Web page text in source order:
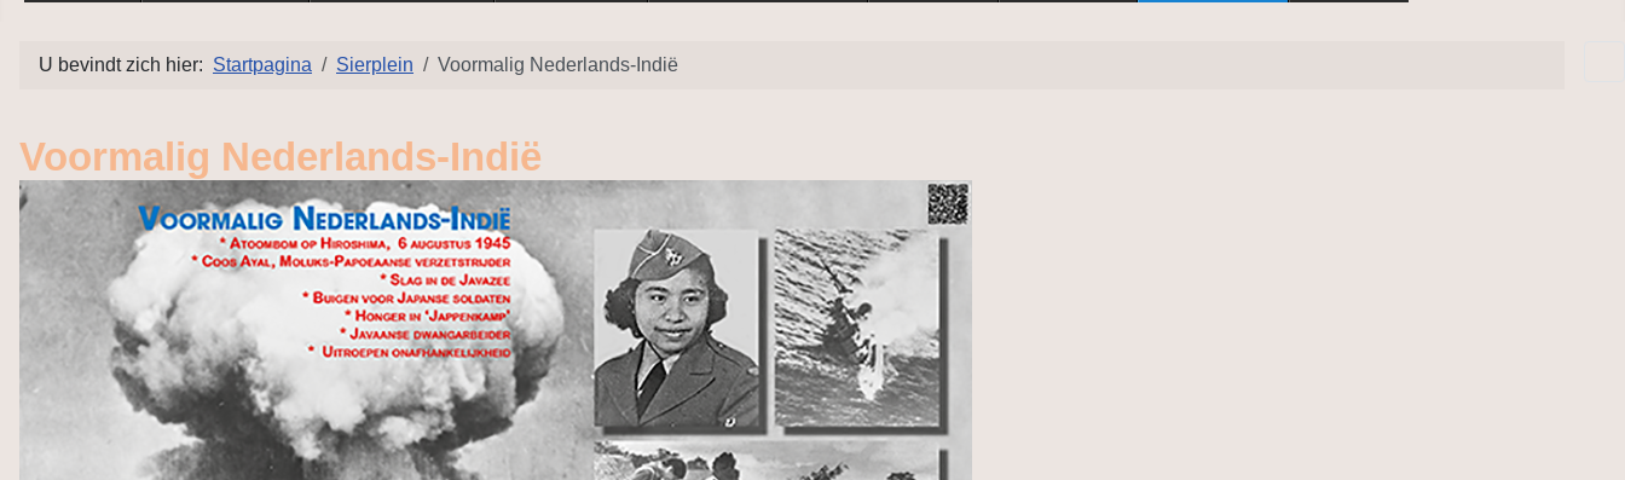
U bevindt zich hier: Startpagina Sierplein Voormalig Nederlands-Indië
Voormalig Nederlands-Indië